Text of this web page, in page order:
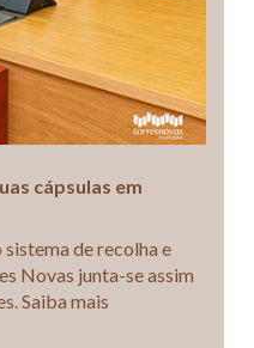
cápsulas em
de recolha e
Novas junta-se assim
Saiba mais